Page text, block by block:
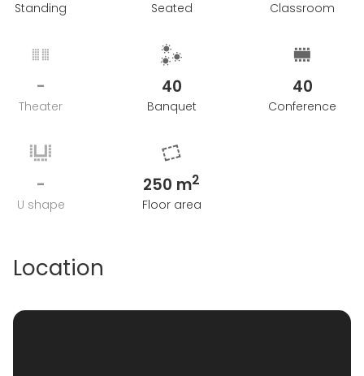
Standing Seated Classroom
-
Theater
40
Banquet
40
Conference
-
U shape
250 m2
Floor area
Location